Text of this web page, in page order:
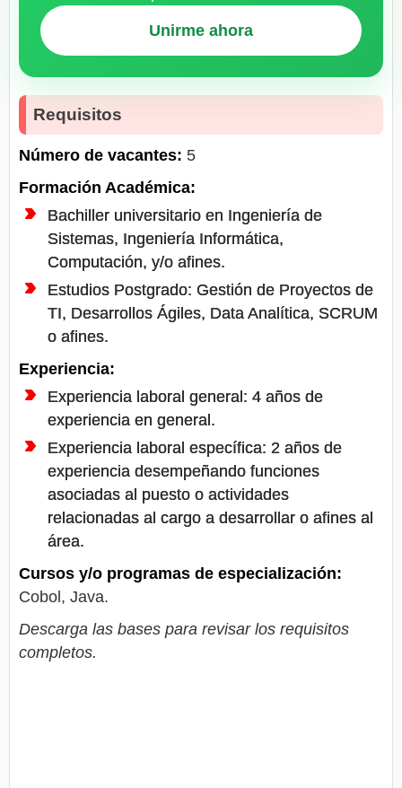
Unirme ahora
Requisitos
Número de vacantes: 5
Formación Académica:
Bachiller universitario en Ingeniería de
Sistemas, Ingeniería Informática,
Computación, y/o afines.
Estudios Postgrado: Gestión de Proyectos de
TI, Desarrollos Ágiles, Data Analítica, SCRUM
o afines.
Experiencia:
Experiencia laboral general: 4 años de
experiencia en general.
Experiencia laboral específica: 2 años de
experiencia desempeñando funciones
asociadas al puesto o actividades
relacionadas al cargo a desarrollar o afines al
área.
Cursos y/o programas de especialización:
Cobol, Java.
Descarga las bases para revisar los requisitos
completos.